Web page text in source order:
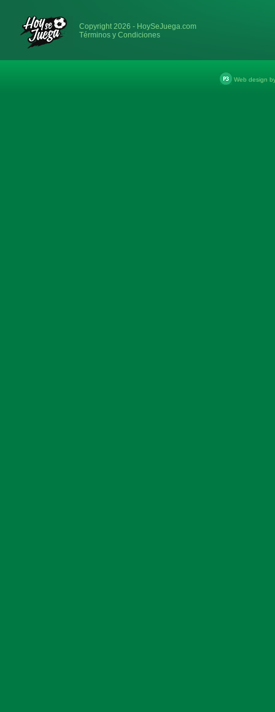
Copyright 2026 - HoySeJuega.com
Términos y Condiciones
Web design